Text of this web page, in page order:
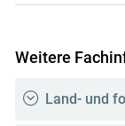
Weitere
Land- und